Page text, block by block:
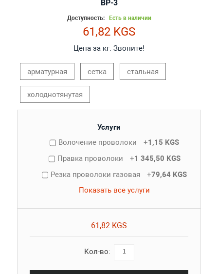
ВР-3
Доступность: Есть в наличии
61,82 KGS
Цена за кг. Звоните!
арматурная сетка стальная
холоднотянутая
Услуги
Волочение проволоки
+1,15 KGS
Правка проволоки
+1 345,50 KGS
Резка проволоки газовая
+79,64 KGS
Показать все услуги
61,82 KGS
Кол-во: